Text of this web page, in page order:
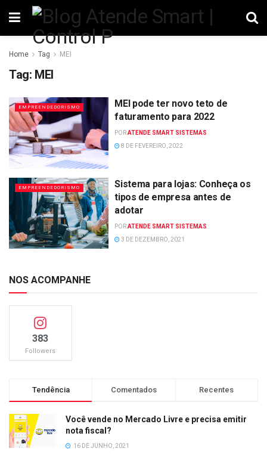
Home Tag MEI
Tag: MEI
EMPREENDEDORISMO
MEI pode ter novo teto de
faturamento para 2022
PORATENDE SMART SISTEMAS
8 DE FEVEREIRO, 2022
EMPREENDEDORISMO
Sistema para lojas: Conheça os
tipos de empresa antes de
adotar
PORATENDE SMART SISTEMAS
3 DE DEZEMBRO, 2021
NOS ACOMPANHE
383
Followers
Tendência Comentados Recentes
Você vende no Mercado Livre e precisa emitir
nota fiscal?
16 DE JUNHO, 2021